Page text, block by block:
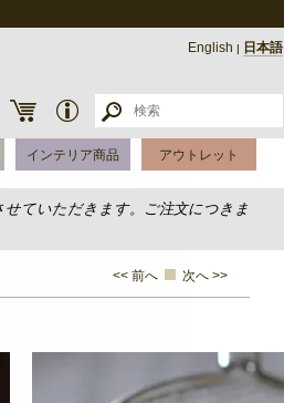
English | 日本語
インテリア商品 アウトレット
せていただきます。ご注文につきま
<< 前へ 次へ >>